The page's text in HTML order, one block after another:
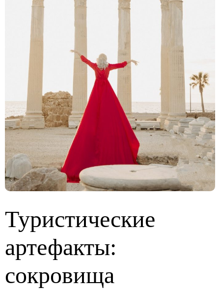
Туристические
артефакты:
сокровища